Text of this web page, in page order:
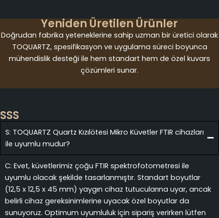
Yeniden Üretilen Ürünler
Doğrudan fabrika yeteneklerine sahip uzman bir üretici olarak
TOQUARTZ, spesifikasyon ve uygulama süreci boyunca
mühendislik desteği ile hem standart hem de özel kuvars
çözümleri sunar.
SSS
S: TOQUARTZ Quartz Kızılötesi Mikro Küvetler FTIR cihazları
ile uyumlu mudur?
C: Evet, küvetlerimiz çoğu FTIR spektrofotometresi ile
uyumlu olacak şekilde tasarlanmıştır. Standart boyutlar
(12,5 x 12,5 x 45 mm) yaygın cihaz tutucularına uyar, ancak
belirli cihaz gereksinimlerine uyacak özel boyutlar da
sunuyoruz. Optimum uyumluluk için sipariş verirken lütfen